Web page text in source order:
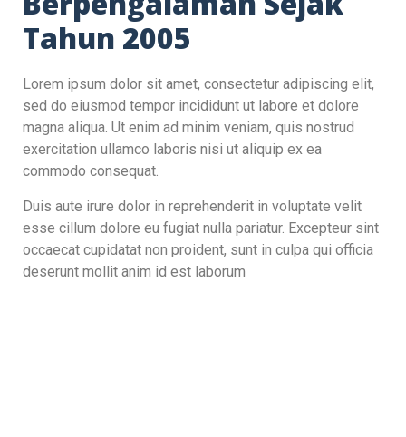
Tahun 2005
Lorem ipsum dolor sit amet, consectetur adipiscing elit,
sed do eiusmod tempor incididunt ut labore et dolore
magna aliqua. Ut enim ad minim veniam, quis nostrud
exercitation ullamco laboris nisi ut aliquip ex ea
commodo consequat.
Duis aute irure dolor in reprehenderit in voluptate velit
esse cillum dolore eu fugiat nulla pariatur. Excepteur sint
occaecat cupidatat non proident, sunt in culpa qui officia
deserunt mollit anim id est laborum